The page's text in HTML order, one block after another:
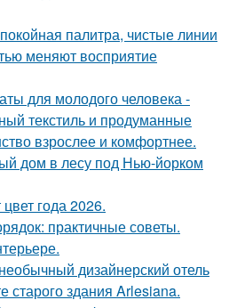
палитра, чистые линии
меняют восприятие
для молодого человека -
текстиль и продуманные
взрослее и комфортнее.
дом в лесу под Нью-йорком
года 2026.
практичные советы.
дизайнерский отель
старого здания Arlesiana.